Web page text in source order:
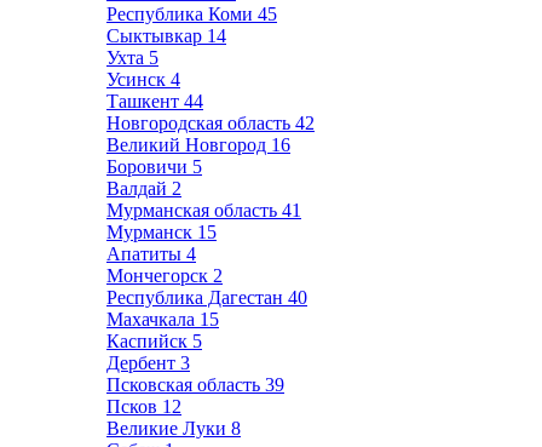
Республика Коми 45
Сыктывкар 14
Ухта 5
Усинск 4
Ташкент 44
Новгородская область 42
Великий Новгород 16
Боровичи 5
Валдай 2
Мурманская область 41
Мурманск 15
Апатиты 4
Мончегорск 2
Республика Дагестан 40
Махачкала 15
Каспийск 5
Дербент 3
Псковская область 39
Псков 12
Великие Луки 8